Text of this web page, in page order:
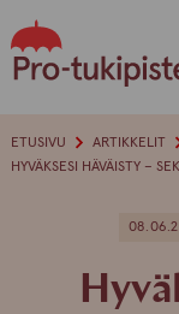
to
content
ETUSIVU
ARTIKKELIT
HYVÄKSESI HÄVÄISTY –